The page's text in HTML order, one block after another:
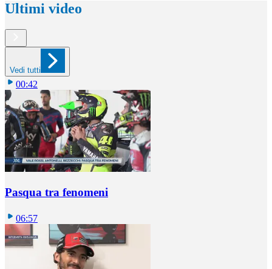
Ultimi video
Vedi tutti
00:42
Pasqua tra fenomeni
06:57